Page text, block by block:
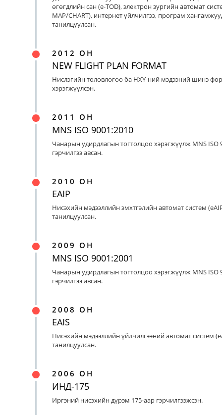
өгөгдлийн сан (e-TOD), электрон зургийн автомат
MAP/CHART), интернет үйлчилгээ, програм
танилцуулсан.
2012 ОН
NEW FLIGHT PLAN FORMAT
Нислэгийн төлөвлөгөө ба НХҮ-ний мэдээний шинэ
хэрэгжүүлсэн.
2011 ОН
MNS ISO 9001:2010
Чанарын удирдлагын тогтолцоо хэрэгжүүлж MNS ISO
гэрчилгээ авсан.
2010 ОН
EAIP
Нисэхийн мэдээллийн эмхтгэлийн автомат систем
танилцуулсан.
2009 ОН
MNS ISO 9001:2001
Чанарын удирдлагын тогтолцоо хэрэгжүүлж MNS ISO
гэрчилгээ авсан.
2008 ОН
EAIS
Нисэхийн мэдээллийн үйлчилгээний автомат систем
танилцуулсан.
2006 ОН
ИНД-175
Иргэний нисэхийн дүрэм 175-аар гэрчилгээжсэн.